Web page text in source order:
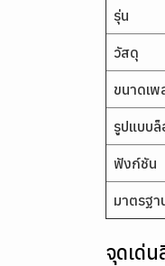
รุ่น
วัสดุ
ขนาดเพ
รูปแบบล็
ฟังก์ชัน
มาตรฐา
จุดเด่